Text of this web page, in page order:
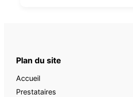
Plan du site
Accueil
Prestataires